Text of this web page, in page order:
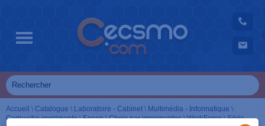
Accueil \ Catalogue \ Laboratoire - Cabinet \ Multimédia - Informatique \
Cartouche imprimante\Epson\Choix par imprimantes\WorkForce\Série